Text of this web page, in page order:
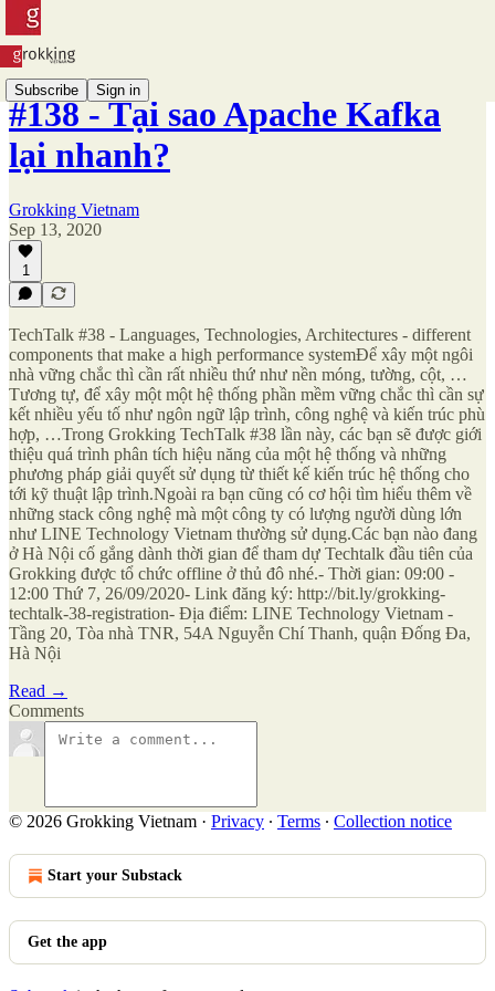
Subscribe Sign in
#138 - Tại sao Apache Kafka
lại nhanh?
Grokking Vietnam
Sep 13, 2020
1
TechTalk #38 - Languages, Technologies, Architectures - different
components that make a high performance systemĐể xây một ngôi
nhà vững chắc thì cần rất nhiều thứ như nền móng, tường, cột, …
Tương tự, để xây một một hệ thống phần mềm vững chắc thì cần sự
kết nhiều yếu tố như ngôn ngữ lập trình, công nghệ và kiến trúc phù
hợp, …Trong Grokking TechTalk #38 lần này, các bạn sẽ được giới
thiệu quá trình phân tích hiệu năng của một hệ thống và những
phương pháp giải quyết sử dụng từ thiết kế kiến trúc hệ thống cho
tới kỹ thuật lập trình.Ngoài ra bạn cũng có cơ hội tìm hiểu thêm về
những stack công nghệ mà một công ty có lượng người dùng lớn
như LINE Technology Vietnam thường sử dụng.Các bạn nào đang
ở Hà Nội cố gắng dành thời gian để tham dự Techtalk đầu tiên của
Grokking được tổ chức offline ở thủ đô nhé.- Thời gian: 09:00 -
12:00 Thứ 7, 26/09/2020- Link đăng ký: http://bit.ly/grokking-
techtalk-38-registration- Địa điểm: LINE Technology Vietnam -
Tầng 20, Tòa nhà TNR, 54A Nguyễn Chí Thanh, quận Đống Đa,
Hà Nội
Read →
Comments
© 2026 Grokking Vietnam · Privacy ∙ Terms ∙ Collection notice
Start your Substack
Get the app